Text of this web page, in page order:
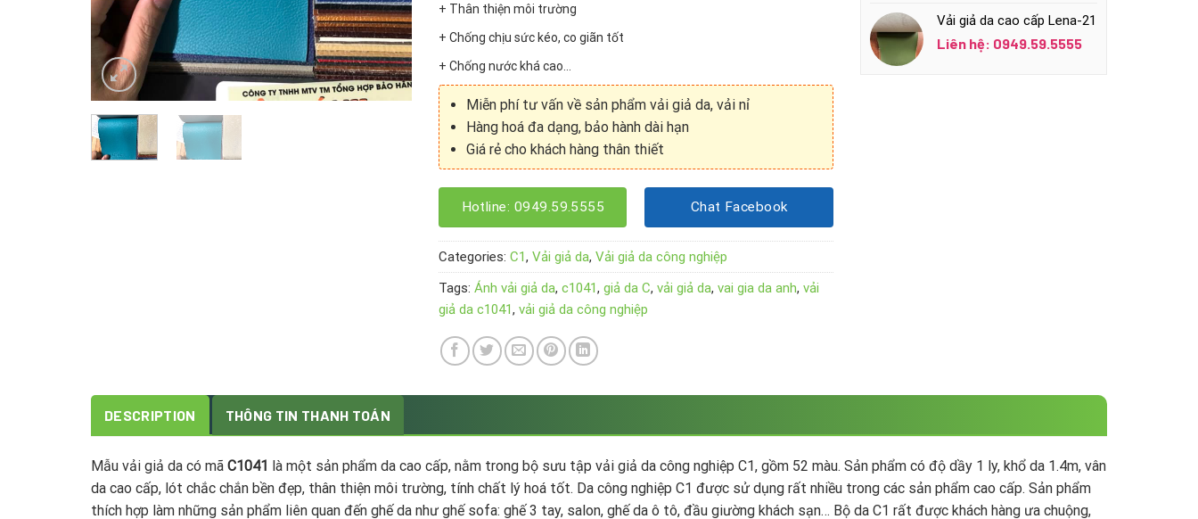
+ Thân thiện môi trường
+ Chống chịu sức kéo, co giãn tốt
+ Chống nước khá cao…
Miễn phí tư vấn về sản phẩm vải giả da, vải nỉ
Hàng hoá đa dạng, bảo hành dài hạn
Giá rẻ cho khách hàng thân thiết
Hotline: 0949.59.5555 Chat Facebook
Categories: C1, Vải giả da, Vải giả da công nghiệp
Tags: Ánh vải giả da, c1041, giả da C, vải giả da, vai gia da anh, vải
giả da c1041, vải giả da công nghiệp
Vải giả da cao cấp Lena-21
Liên hệ: 0949.59.5555
DESCRIPTION THÔNG TIN THANH TOÁN
Mẫu vải giả da có mã C1041
là một sản phẩm da cao cấp, nằm trong bộ sưu tập vải giả da công nghiệp C1, gồm 52 màu. Sản phẩm có độ dầy 1 ly, khổ da 1.4m, vân
da cao cấp, lót chắc chắn bền đẹp, thân thiện môi trường, tính chất lý hoá tốt. Da công nghiệp C1 được sử dụng rất nhiều trong các sản phẩm cao cấp. Sản phẩm
thích hợp làm những sản phẩm liên quan đến ghế da như ghế sofa: ghế 3 tay, salon, ghế da ô tô, đầu giường khách sạn… Bộ da C1 rất được khách hàng ưa chuộng,